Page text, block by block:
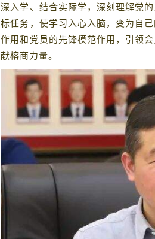
深入学、结合实际学，深刻理解党
标任务，使学习入心入脑，变为自
作用和党员的先锋模范作用，引领
献榕商力量。